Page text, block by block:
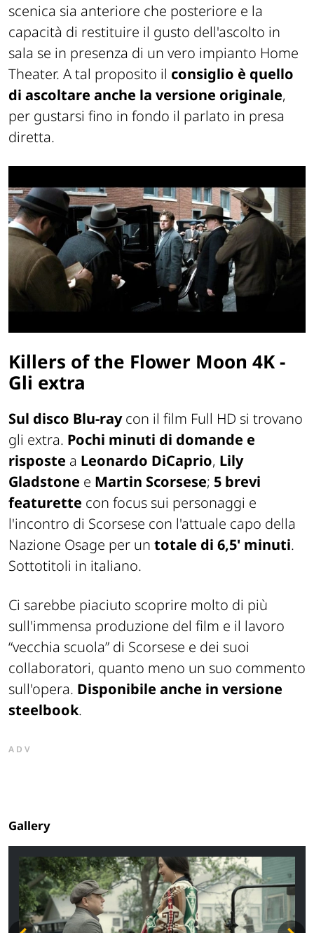
scenica sia anteriore che posteriore e la
capacità di restituire il gusto dell'ascolto in
sala se in presenza di un vero impianto Home
Theater. A tal proposito il consiglio è quello
di ascoltare anche la versione originale,
per gustarsi fino in fondo il parlato in presa
diretta.
Killers of the Flower Moon 4K -
Gli extra
Sul disco Blu-raycon il film Full HD si trovano
gli extra. Pochi minuti di domande e
risposte a Leonardo DiCaprio, Lily
Gladstone e Martin Scorsese; 5 brevi
featurette con focus sui personaggi e
l'incontro di Scorsese con l'attuale capo della
Nazione Osage per un totale di 6,5' minuti.
Sottotitoli in italiano.
Ci sarebbe piaciuto scoprire molto di più
sull'immensa produzione del film e il lavoro
“vecchia scuola” di Scorsese e dei suoi
collaboratori, quanto meno un suo commento
sull'opera. Disponibile anche in versione
steelbook.
ADV
Gallery